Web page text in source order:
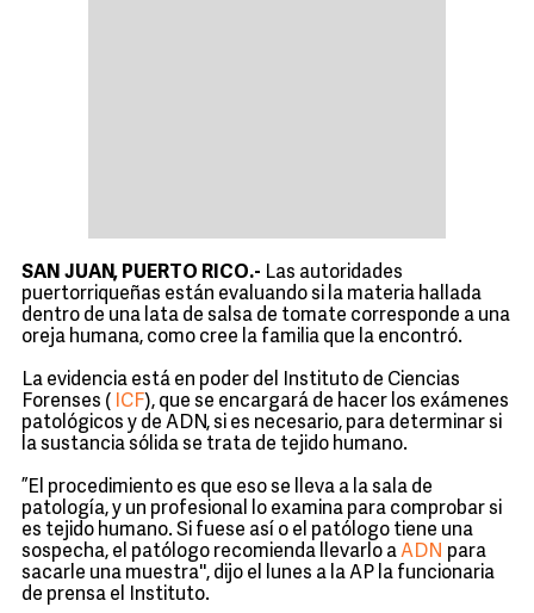
SAN JUAN, PUERTO RICO.- Las autoridades
puertorriqueñas están evaluando si la materia hallada
dentro de una lata de salsa de tomate corresponde a una
oreja humana, como cree la familia que la encontró.
La evidencia está en poder del Instituto de Ciencias
Forenses (
ICF), que se encargará de hacer los exámenes
patológicos y de ADN, si es necesario, para determinar si
la sustancia sólida se trata de tejido humano.
”El procedimiento es que eso se lleva a la sala de
patología, y un profesional lo examina para comprobar si
es tejido humano. Si fuese así o el patólogo tiene una
sospecha, el patólogo recomienda llevarlo aADN para
sacarle una muestra'', dijo el lunes a la AP la funcionaria
de prensa el Instituto.